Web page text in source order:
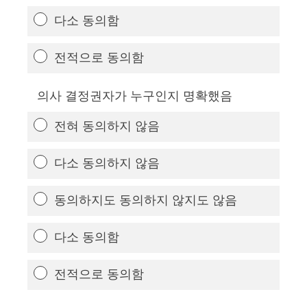
다소 동의함
전적으로 동의함
의사 결정권자가 누구인지 명확했음
전혀 동의하지 않음
다소 동의하지 않음
동의하지도 동의하지 않지도 않음
다소 동의함
전적으로 동의함